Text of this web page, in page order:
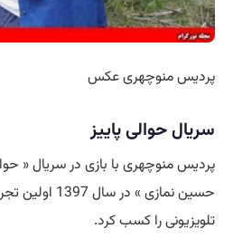
پردیس منوچهری عکس
سریال حوالی پاییز
پردیس منوچهری با بازی در سریال «
حسین نمازی »
تلویزیونی را کسب کرد.